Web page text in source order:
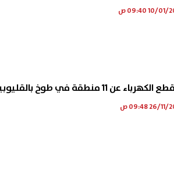
عن 11 منطقة في طوخ بالقليوبيةوتحذر قائدي السيارات